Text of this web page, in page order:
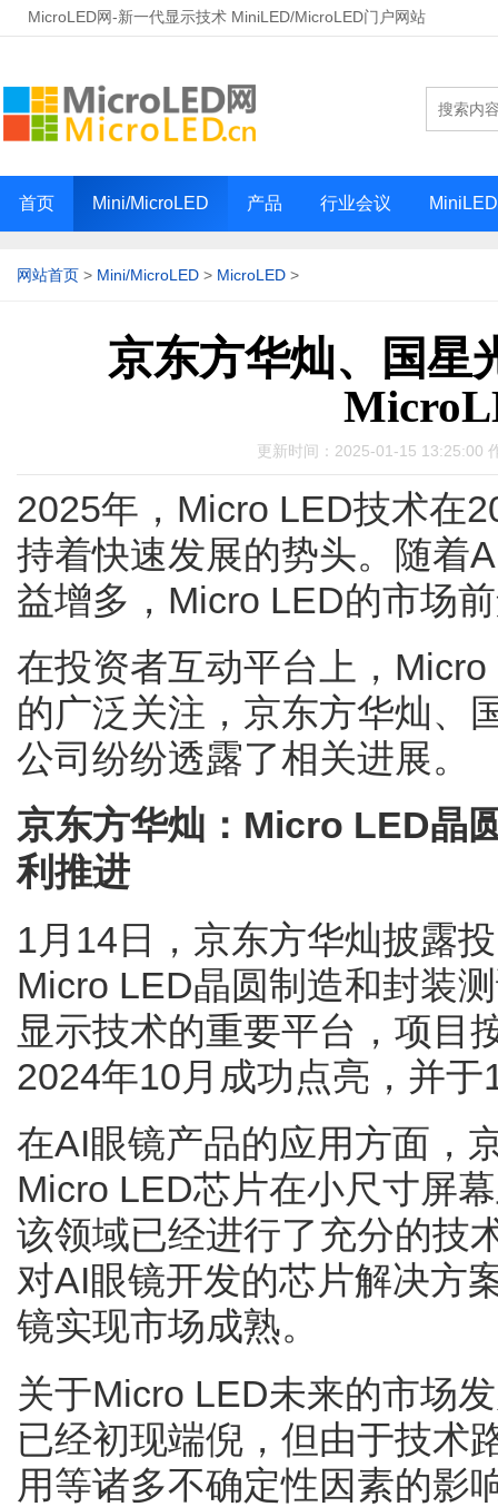
MicroLED网-新一代显示技术 MiniLED/MicroLED门户网站
首页 Mini/MicroLED 产品 行业会议
网站首页 > Mini/MicroLED > MicroLED >
京东方华灿、国星
更新时间：2025-01-15 13:25:00
2025年，Micro LED技术在
持着快速发展的势头。随着
益增多，Micro LED的市场
在投资者互动平台上，
的广泛关注，京东方华灿、
公司纷纷透露了相关进展。
京东方华灿：Micro LED晶
利推进
1月14日，京东方华灿披露
Micro LED晶圆制造和封装
显示技术的重要平台，项目
2024年10月成功点亮，并于
在AI眼镜产品的应用方面，
Micro LED芯片在小尺寸屏
该领域已经进行了充分的技
对AI眼镜开发的芯片解决方
镜实现市场成熟。
关于Micro LED未来的市场
已经初现端倪，但由于技术
用等诸多不确定性因素的影